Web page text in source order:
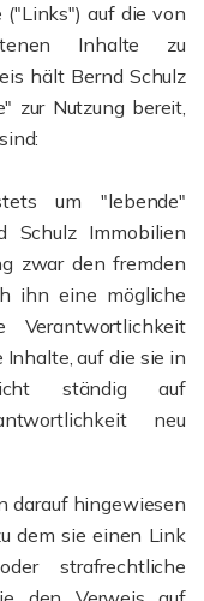
auf die von
Inhalte zu
hält Bernd Schulz
zur Nutzung bereit,
um "lebende"
Schulz Immobilien
zwar den fremden
ihn eine mögliche
Verantwortlichkeit
Inhalte, auf die sie in
ständig auf
neu
darauf hingewiesen
dem sie einen Link
strafrechtliche